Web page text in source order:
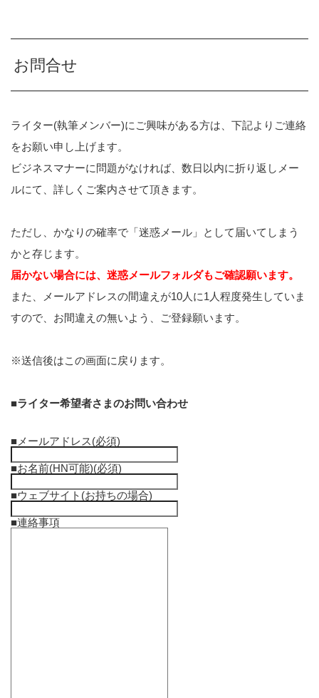
お問合せ
ライター(執筆メンバー)にご興味がある方は、下記よりご連絡
をお願い申し上げます。
ビジネスマナーに問題がなければ、数日以内に折り返しメー
ルにて、詳しくご案内させて頂きます。
ただし、かなりの確率で「迷惑メール」として届いてしまう
かと存じます。
届かない場合には、迷惑メールフォルダもご確認願います。
また、メールアドレスの間違えが10人に1人程度発生していま
すので、お間違えの無いよう、ご登録願います。
※送信後はこの画面に戻ります。
■ライター希望者さまのお問い合わせ
■メールアドレス(必須)
■お名前(HN可能)(必須)
■ウェブサイト(お持ちの場合)
■連絡事項